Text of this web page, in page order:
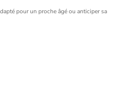
pour un proche âgé ou anticiper sa